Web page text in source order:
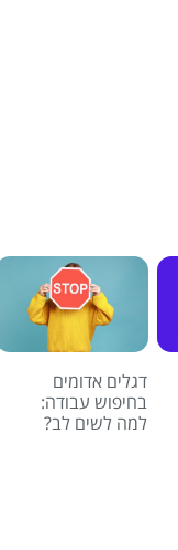
דגלים אדומים
בחיפוש עבודה:
למה לשים לב?